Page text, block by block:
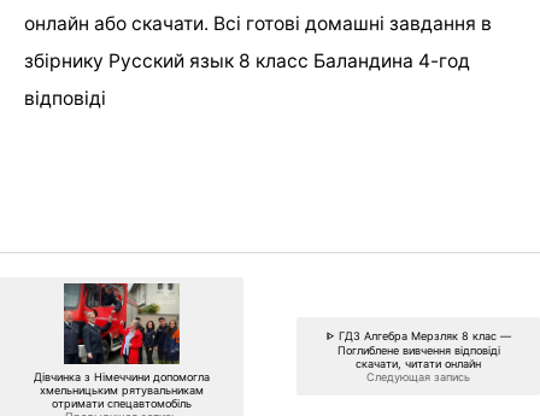
онлайн або скачати. Всі готові домашні завдання в
збірнику Русский язык 8 класс Баландина 4-год
відповіді
Дівчинка з Німеччини допомогла
хмельницьким рятувальникам
отримати спецавтомобіль
ᐈ ГДЗ Алгебра Мерзляк 8 клас —
Поглиблене вивчення відповіді
скачати, читати онлайн
Следующая запись